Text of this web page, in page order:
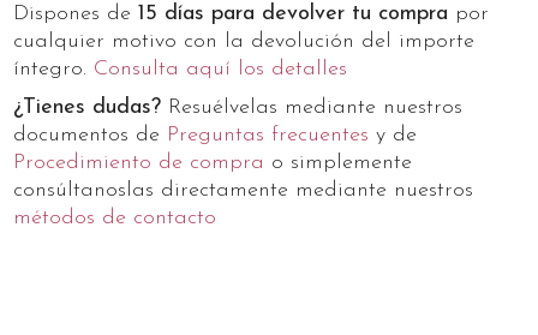
Dispones de15 días para devolver tu compra por
cualquier motivo con la devolución del importe
íntegro. Consulta aquí los detalles
¿Tienes dudas? Resuélvelas mediante nuestros
documentos de Preguntas frecuentes y de
Procedimiento de compra o simplemente
consúltanoslas directamente mediante nuestros
métodos de contacto